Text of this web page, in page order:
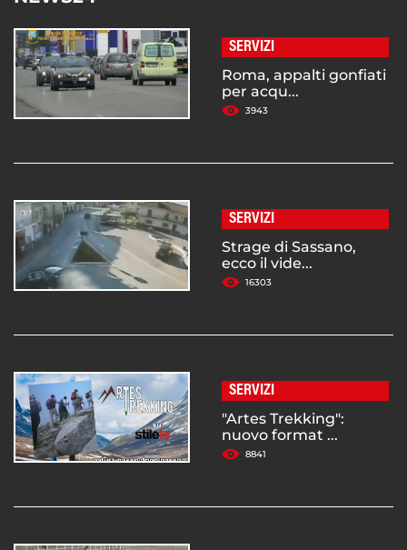
SERVIZI
Roma, appalti gonfiati
per acqu...
3943
SERVIZI
Strage di Sassano,
ecco il vide...
16303
SERVIZI
"Artes Trekking":
nuovo format ...
8841